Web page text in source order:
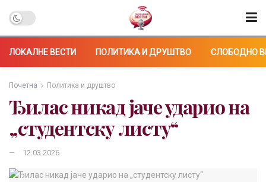
ЛОКАЛНЕ ВЕСТИ ПОЛИТИКА И ДРУШТВО СЛОБОДНО
Почетна Политика и друштво
Ђилас никад јаче ударио на
„студентску листу“
12.03.2026